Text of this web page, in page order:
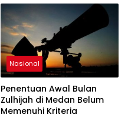
Nasional
Penentuan Awal Bulan
Zulhijah di Medan Belum
Memenuhi Kriteria